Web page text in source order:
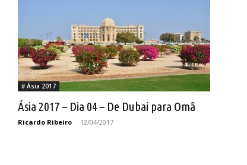
# Ásia 2017
Ásia 2017 – Dia 04 – De Dubai para Omã
Ricardo Ribeiro - 12/04/2017